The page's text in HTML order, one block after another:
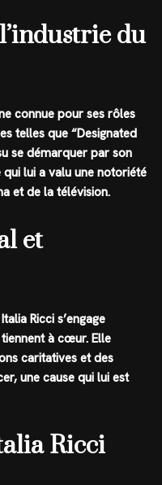
du
connue pour ses rôles
telles que “Designated
se démarquer par son
lui a valu une notoriété
et de la télévision.
et
Ricci s’engage
à cœur. Elle
caritatives et des
une cause qui lui est
Ricci